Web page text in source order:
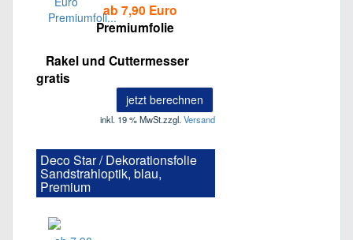
ab 7,90 Euro
Premiumfolie
Rakel und Cuttermesser
gratis
jetzt berechnen
inkl. 19 % MwSt.zzgl.Versand
Deco Star / Dekorationsfolie
Sandstrahloptik, blau,
Premium